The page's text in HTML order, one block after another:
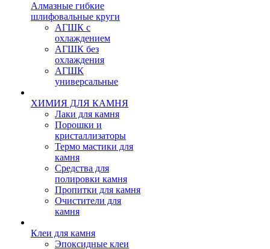
Алмазные гибкие
шлифовальные круги
АГШК с
охлаждением
АГШК без
охлаждения
АГШК
универсальные
ХИМИЯ ДЛЯ КАМНЯ
Лаки для камня
Порошки и
кристаллизаторы
Термо мастики для
камня
Средства для
полировки камня
Пропитки для камня
Очистители для
камня
Клеи для камня
Эпоксидные клеи